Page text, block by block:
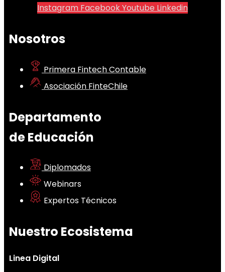
Instagram FacebookYoutube Linkedin
Nosotros
Primera Fintech Contable
Asociación FinteChile
Departamento
de Educación
Diplomados
Webinars
Expertos Técnicos
Nuestro Ecosistema
Linea Digital